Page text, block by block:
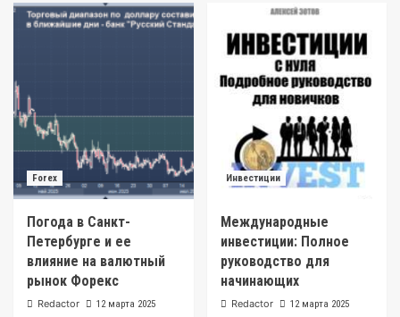
Forex
Погода в Санкт-
Петербурге и ее
влияние на валютный
рынок Форекс
Redactor 12 марта 2025
Инвестиции
Международные
инвестиции: Полное
руководство для
начинающих
Redactor 12 марта 2025